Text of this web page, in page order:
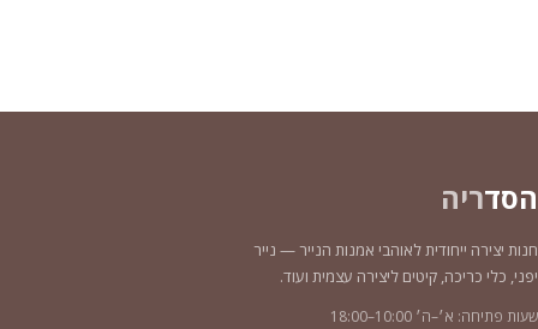
הסדריה
חנות יצירה ייחודית לאוהבי אמנות הנייר — נייר
יפני, כלי כריכה, קיטים ליצירה עצמית ועוד.
שעות פתיחה: א׳–ה׳ 10:00–18:00